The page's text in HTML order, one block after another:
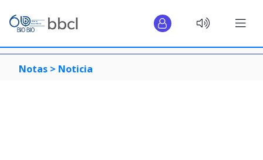
Notas > Noticia